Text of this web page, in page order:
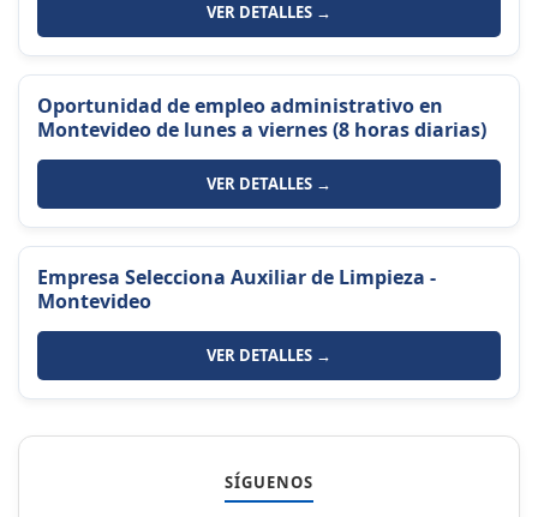
VER DETALLES →
Oportunidad de empleo administrativo en
Montevideo de lunes a viernes (8 horas diarias)
VER DETALLES →
Empresa Selecciona Auxiliar de Limpieza -
Montevideo
VER DETALLES →
SÍGUENOS